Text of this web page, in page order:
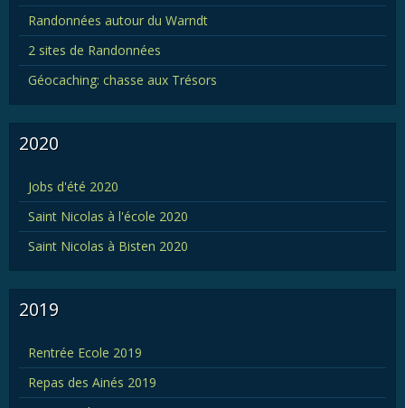
Randonnées autour du Warndt
2 sites de Randonnées
Géocaching: chasse aux Trésors
2020
Jobs d'été 2020
Saint Nicolas à l'école 2020
Saint Nicolas à Bisten 2020
2019
Rentrée Ecole 2019
Repas des Ainés 2019